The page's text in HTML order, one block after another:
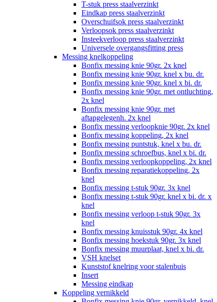
T-stuk press staalverzinkt
Eindkap press staalverzinkt
Overschuifsok press staalverzinkt
Verloopsok press staalverzinkt
Insteekverloop press staalverzinkt
Universele overgangsfitting press
Messing knelkoppeling
Bonfix messing knie 90gr. 2x knel
Bonfix messing knie 90gr. knel x bu. dr.
Bonfix messing knie 90gr. knel x bi. dr.
Bonfix messing knie 90gr. met ontluchting,
2x knel
Bonfix messing knie 90gr. met
aftapgelegenh. 2x knel
Bonfix messing verloopknie 90gr. 2x knel
Bonfix messing koppeling, 2x knel
Bonfix messing puntstuk, knel x bu. dr.
Bonfix messing schroefbus, knel x bi. dr.
Bonfix messing verloopkoppeling, 2x knel
Bonfix messing reparatiekoppeling, 2x
knel
Bonfix messing t-stuk 90gr. 3x knel
Bonfix messing t-stuk 90gr. knel x bi. dr. x
knel
Bonfix messing verloop t-stuk 90gr. 3x
knel
Bonfix messing knuisstuk 90gr. 4x knel
Bonfix messing hoekstuk 90gr. 3x knel
Bonfix messing muurplaat, knel x bi. dr.
VSH knelset
Kunststof knelring voor stalenbuis
Insert
Messing eindkap
Koppeling vernikkeld